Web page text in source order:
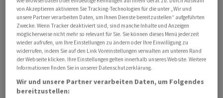
Die durchschnittlichen Stundenlöhne legten
gegenüber dem Vormonat um 0,4 Prozent zu, wie das
US-Arbeitsministerium am Freitag in Washington
mitteilte. Volkswirte hatten im Schnitt mit 0,3 Prozent
von Akzeptieren aktivieren Sie Tracking-Technologien für die unter „Wir und
unsere Partner verarbeiten Daten, um Ihnen Dienste bereitzustellen“ aufgeführten
Zwecke. Wenn Tracker deaktiviert sind, sind manche Inhalte und Anzeigen
möglicherweise nicht mehr so relevant für Sie. Sie können dieses Menü jederzeit
wieder aufrufen, um Ihre Einstellungen zu ändern oder Ihre Einwilligung zu
widerrufen, indem Sie auf den Link Voreinstellungen verwalten am unteren Rand
der Webseite klicken. Ihre Einstellungen gelten innerhalb unseres Website. Weitere
Informationen finden Sie in unserer Datenschutzerklärung.
Wir und unsere Partner verarbeiten Daten, um Folgendes
bereitzustellen: